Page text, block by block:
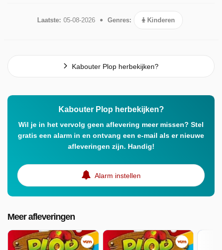
Laatste: 05-08-2026 Genres: Kinderen
Kabouter Plop herbekijken?
Kabouter Plop herbekijken?
Wil je in het vervolg geen aflevering meer missen? Stel
gratis een alarm in en ontvang een e-mail als er nieuwe
afleveringen zijn. Handig!
Alarm instellen
Meer afleveringen